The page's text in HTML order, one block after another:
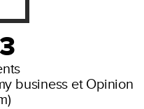
business et Opinion